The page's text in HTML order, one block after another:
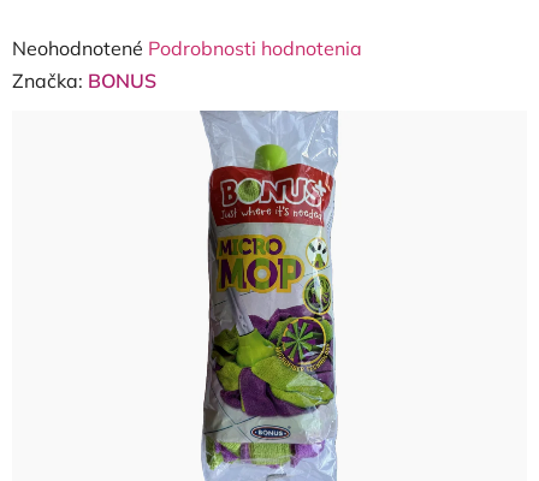
Priemerné
hodnotenie
Neohodnotené Podrobnosti hodnotenia
Značka: BONUS